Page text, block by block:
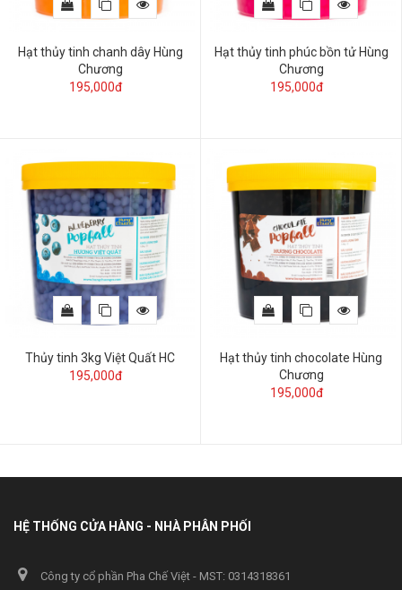
Hạt thủy tinh chanh dây Hùng
Chương
195,000đ
Hạt thủy tinh phúc bồn tử Hùng
Chương
195,000đ
Thủy tinh 3kg Việt Quất HC
195,000đ
Hạt thủy tinh chocolate Hùng
Chương
195,000đ
HỆ THỐNG CỬA HÀNG - NHÀ PHÂN PHỐI
Công ty cổ phần Pha Chế Việt - MST: 0314318361